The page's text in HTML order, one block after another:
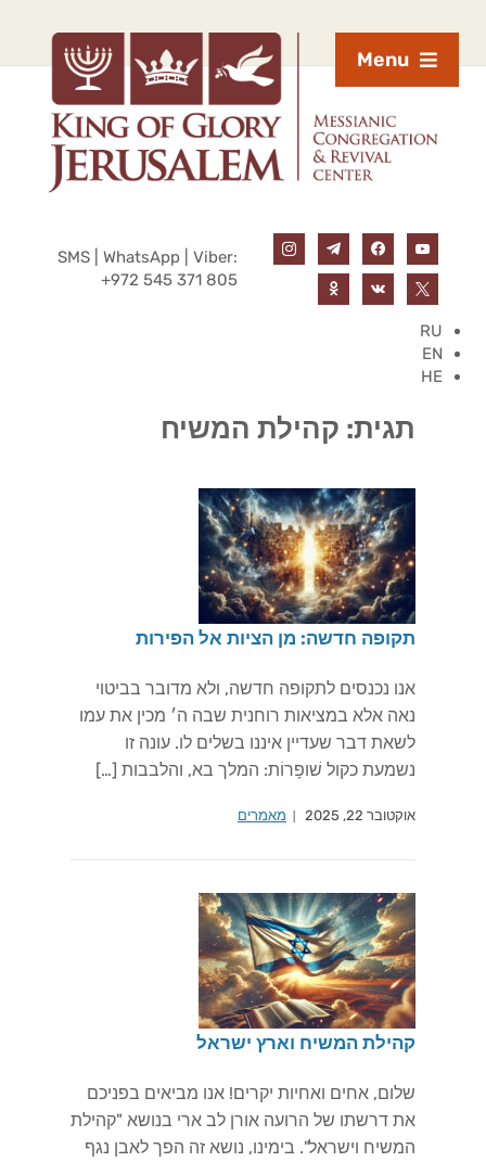
Menu
SMS | WhatsApp | Viber:
+972 545 371 805
RU
EN
HE
תגית: קהילת המשיח
תקופה חדשה: מן הציות אל הפירות
אנו נכנסים לתקופה חדשה, ולא מדובר בביטוי
נאה אלא במציאות רוחנית שבה ה׳ מכין את עמו
לשאת דבר שעדיין איננו בשלים לו. עונה זו
נשמעת כקול שׁופָרוֹת: המלך בא, והלבבות […]
אוקטובר 22, 2025 מאמרים
קהילת המשיח וארץ ישראל
שלום, אחים ואחיות יקרים! אנו מביאים בפניכם
את דרשתו של הרועה אורן לב ארי בנושא "קהילת
המשיח וישראל". בימינו, נושא זה הפך לאבן נגף